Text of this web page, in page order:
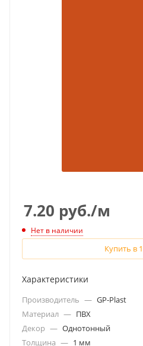
7.20 руб./м
Нет в наличии
Купить в
Характеристики
Производитель — GP-Plast
Материал — ПВХ
Декор — Однотонный
Толщина — 1 мм